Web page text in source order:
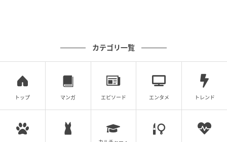
次の記事
#1 「あっ、財布忘れちゃった」「いいよ出
すよ〜！」これが全ての始まりでした
の記事をもっとみる
カテゴリ一覧
トップ マンガ エピソード エンタメ トレンド